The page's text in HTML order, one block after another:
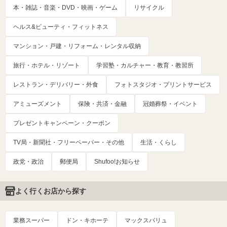
本・雑誌・音楽・DVD・映画・ゲーム リサイクル
ヘルス&ビューティ・フィットネス
マンション・戸建・リフォーム・レンタル収納
旅行・ホテル・リゾート 学習塾・カルチャー・教育・教習所
レストラン・デリバリー・外食 フォトスタジオ・プリントサービス
アミューズメント 保険・共済・金融 冠婚葬祭・イベント
プレゼントキャンペーン・クーポン
TV局・新聞社・フリーペーパー・その他 生活・くらし
政党・政治 郵便局 Shufoo!お知らせ
よく行くお店から探す
業務スーパー ドン・キホーテ マックスバリュ